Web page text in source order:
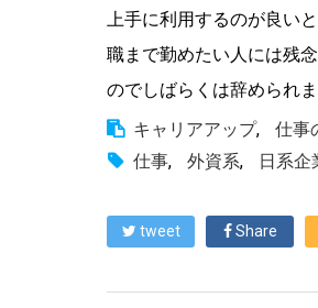
上手に利用するのが良い
職まで勤めたい人には残
のでしばらくは辞められま
キャリアアップ, 仕事
仕事, 外資系, 日系企
tweet Share